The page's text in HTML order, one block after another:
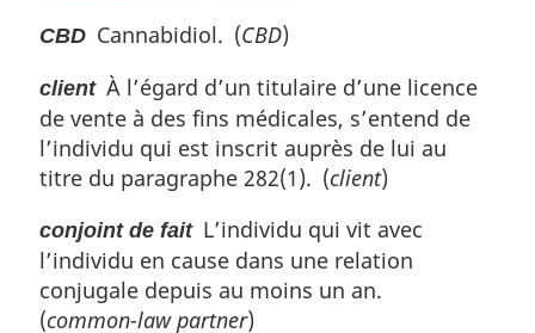
CBD Cannabidiol. (CBD)
clientÀ l’égard d’un titulaire d’une licence
de vente à des fins médicales, s’entend de
l’individu qui est inscrit auprès de lui au
titre du paragraphe 282(1). (client)
conjoint de faitL’individu qui vit avec
l’individu en cause dans une relation
conjugale depuis au moins un an.
(common-law partner)